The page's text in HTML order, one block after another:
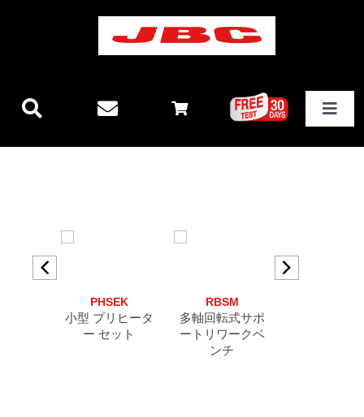
Toggle
JBCテクノロジー
ステーション
その他製品
PHSEK
小型 プリヒータ
ー セット
RBSM
多軸回転式サポ
ートリワークベ
ンチ